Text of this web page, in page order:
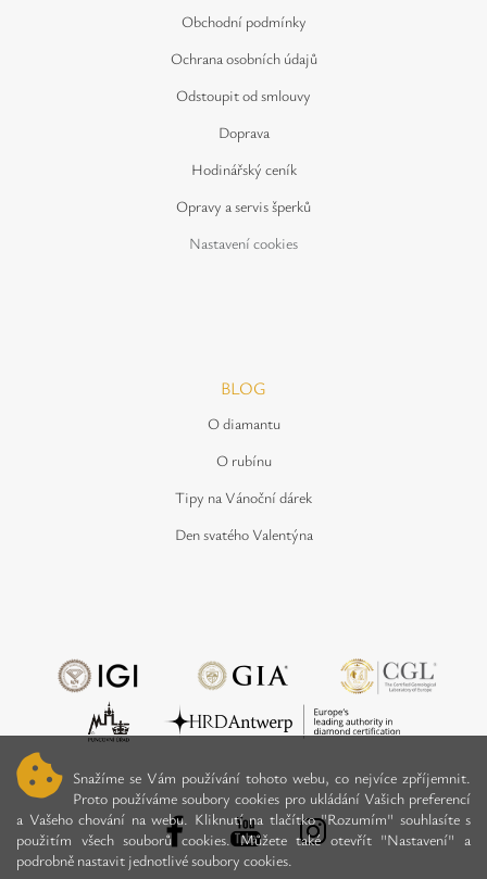
Snažíme se Vám používání tohoto webu, co nejvíce zpříjemnit.
Proto používáme soubory cookies pro ukládání Vašich preferencí
a Vašeho chování na webu. Kliknutí na tlačítko "Rozumím" souhlasíte s
použitím všech souborů cookies. Můžete také otevřít "Nastavení" a
podrobně nastavit jednotlivé soubory cookies.
Obchodní podmínky
Ochrana osobních údajů
Odstoupit od smlouvy
Doprava
Hodinářský ceník
Opravy a servis šperků
Nastavení cookies
BLOG
O diamantu
O rubínu
Tipy na Vánoční dárek
Den svatého Valentýna